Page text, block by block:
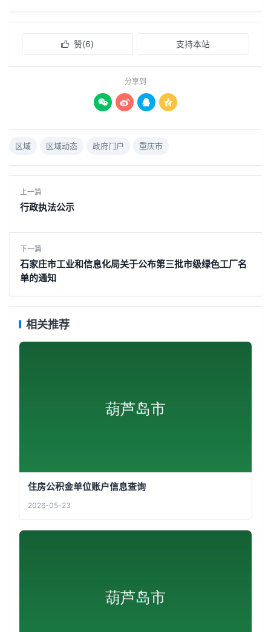
 赞(6) 支持本站
分享到
   
区域 区域动态 政府门户 重庆市
上一篇
行政执法公示
下一篇
石家庄市工业和信息化局关于公布第三批市级绿色工厂名
单的通知
相关推荐
住房公积金单位账户信息查询
2026-05-23